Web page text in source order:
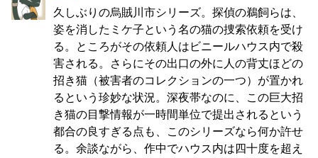
久しぶりの烏賊川市シリーズ。探偵の鵜飼らは、
姿を消したミケ子という名の猫の捜索依頼を受け
る。ところがその依頼人はビニールハウス内で殺
害される。さらにその出口の外に人の背丈ほどの
招き猫（被害者のコレクションの一つ）が置かれ
るという珍妙な状況。深夜帯なのに、この巨大招
き猫の目撃情報が一時間単位で提出されるという
都合の良すぎる点も、このシリーズなら何か許せ
る。余談ながら、作中でハウス内は四十度を超え